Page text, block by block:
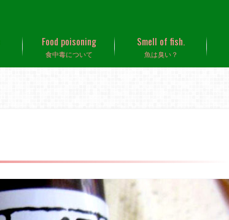
食中毒について
Food poisoning
魚は臭い？
Smell of fish.